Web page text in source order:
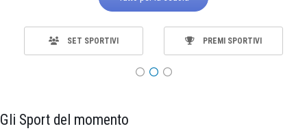
SET SPORTIVI PREMI SPORTIVI
Gli Sport del momento